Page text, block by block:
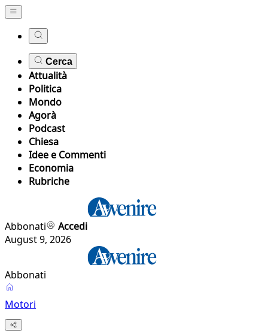
Cerca
Attualità
Politica
Mondo
Agorà
Podcast
Chiesa
Idee e Commenti
Economia
Rubriche
Abbonati
Accedi
August 9, 2026
Abbonati
Motori